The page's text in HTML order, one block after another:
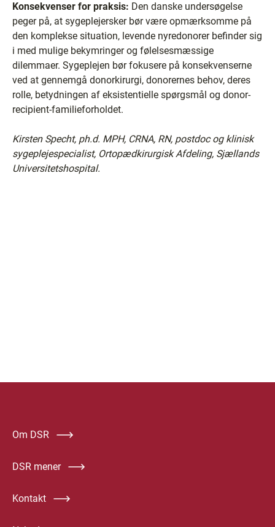
Konsekvenser for praksis: Den danske undersøgelse
peger på, at sygeplejersker bør være opmærksomme på
den komplekse situation, levende nyredonorer befinder sig
i med mulige bekymringer og følelsesmæssige
dilemmaer. Sygeplejen bør fokusere på konsekvenserne
ved at gennemgå donorkirurgi, donorernes behov, deres
rolle, betydningen af eksistentielle spørgsmål og donor-
recipient-familieforholdet.
Kirsten Specht, ph.d. MPH, CRNA, RN, postdoc og klinisk
sygeplejespecialist, Ortopædkirurgisk Afdeling, Sjællands
Universitetshospital.
Om DSR
DSR mener
Kontakt